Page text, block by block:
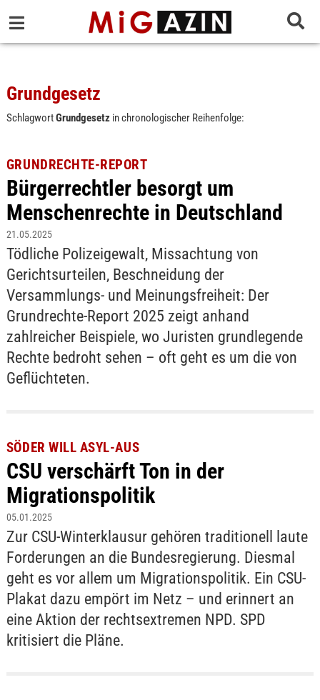
Grundgesetz
SchlagwortGrundgesetzin chronologischer Reihenfolge:
GRUNDRECHTE-REPORT
Bürgerrechtler besorgt um
Menschenrechte in Deutschland
21.05.2025
Tödliche Polizeigewalt, Missachtung von
Gerichtsurteilen, Beschneidung der
Versammlungs- und Meinungsfreiheit: Der
Grundrechte-Report 2025 zeigt anhand
zahlreicher Beispiele, wo Juristen grundlegende
Rechte bedroht sehen – oft geht es um die von
Geflüchteten.
SÖDER WILL ASYL-AUS
CSU verschärft Ton in der
Migrationspolitik
05.01.2025
Zur CSU-Winterklausur gehören traditionell laute
Forderungen an die Bundesregierung. Diesmal
geht es vor allem um Migrationspolitik. Ein CSU-
Plakat dazu empört im Netz – und erinnert an
eine Aktion der rechtsextremen NPD. SPD
kritisiert die Pläne.